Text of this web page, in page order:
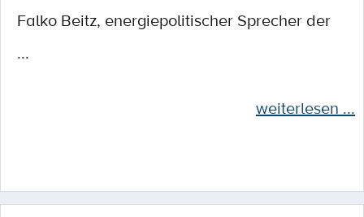
Falko Beitz, energiepolitischer Sprecher der
...
weiterlesen ...